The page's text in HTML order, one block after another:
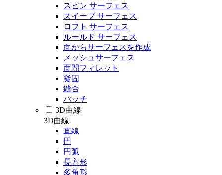
スピン サーフェス
スイープ サーフェス
ロフト サーフェス
ルールド サーフェス
面からサーフェスを作成
メッシュサーフェス
面間フィレット
凝固
縫合
パッチ
3D曲線
3D曲線
直線
円
円弧
長方形
多角形